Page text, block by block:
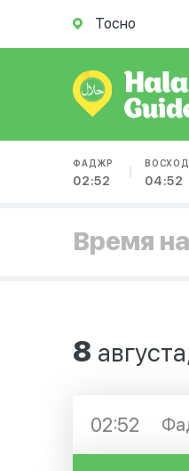
Тосно
ФАДЖР
02:52
ВОСХОД
04:52
Время
8
02:52